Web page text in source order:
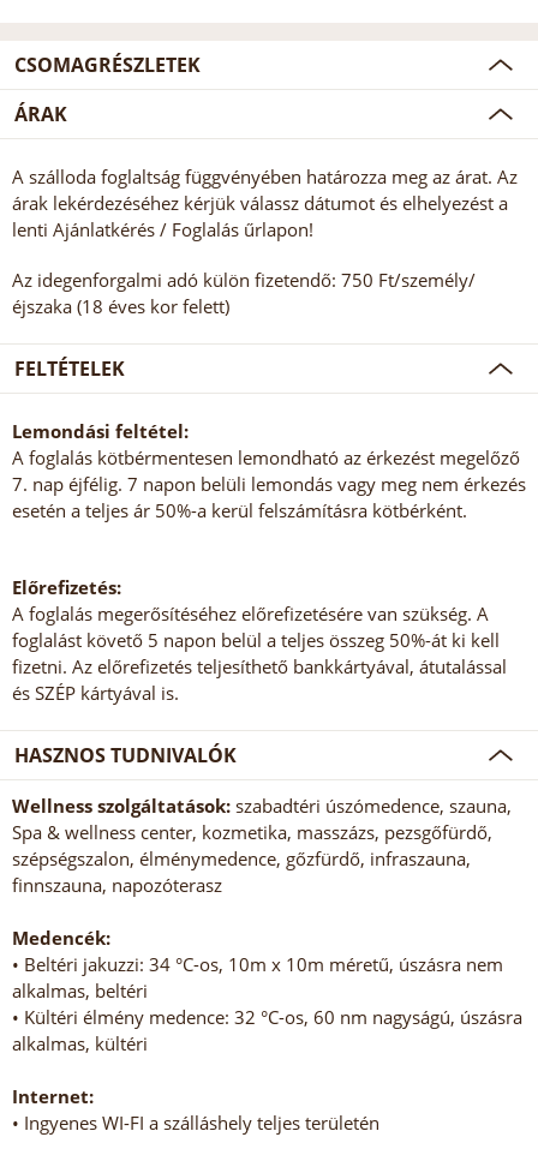
CSOMAGRÉSZLETEK
ÁRAK
A szálloda foglaltság függvényében határozza meg az árat. Az
árak lekérdezéséhez kérjük válassz dátumot és elhelyezést a
lenti Ajánlatkérés / Foglalás űrlapon!
Az idegenforgalmi adó külön fizetendő: 750 Ft/személy/
éjszaka (18 éves kor felett)
FELTÉTELEK
Lemondási feltétel:
A foglalás kötbérmentesen lemondható az érkezést megelőző
7. nap éjfélig. 7 napon belüli lemondás vagy meg nem érkezés
esetén a teljes ár 50%-a kerül felszámításra kötbérként.
Előrefizetés:
A foglalás megerősítéséhez előrefizetésére van szükség. A
foglalást követő 5 napon belül a teljes összeg 50%-át ki kell
fizetni. Az előrefizetés teljesíthető bankkártyával, átutalással
és SZÉP kártyával is.
HASZNOS TUDNIVALÓK
Wellness szolgáltatások: szabadtéri úszómedence, szauna,
Spa & wellness center, kozmetika, masszázs, pezsgőfürdő,
szépségszalon, élménymedence, gőzfürdő, infraszauna,
finnszauna, napozóterasz
Medencék:
• Beltéri jakuzzi: 34 °C-os, 10m x 10m méretű, úszásra nem
alkalmas, beltéri
• Kültéri élmény medence: 32 °C-os, 60 nm nagyságú, úszásra
alkalmas, kültéri
Internet:
• Ingyenes WI-FI a szálláshely teljes területén